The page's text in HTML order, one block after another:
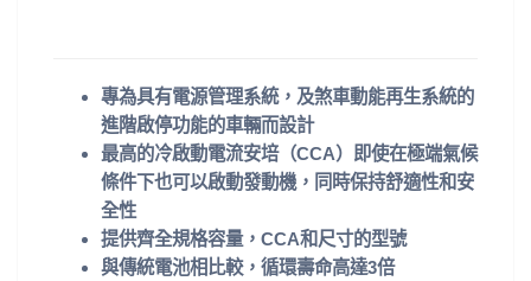
專為具有電源管理系統，及煞車動能再生系統的
進階啟停功能的車輛而設計
最高的冷啟動電流安培（CCA）即使在極端氣候
條件下也可以啟動發動機，同時保持舒適性和安
全性
提供齊全規格容量，CCA和尺寸的型號
與傳統電池相比較，循環壽命高達3倍